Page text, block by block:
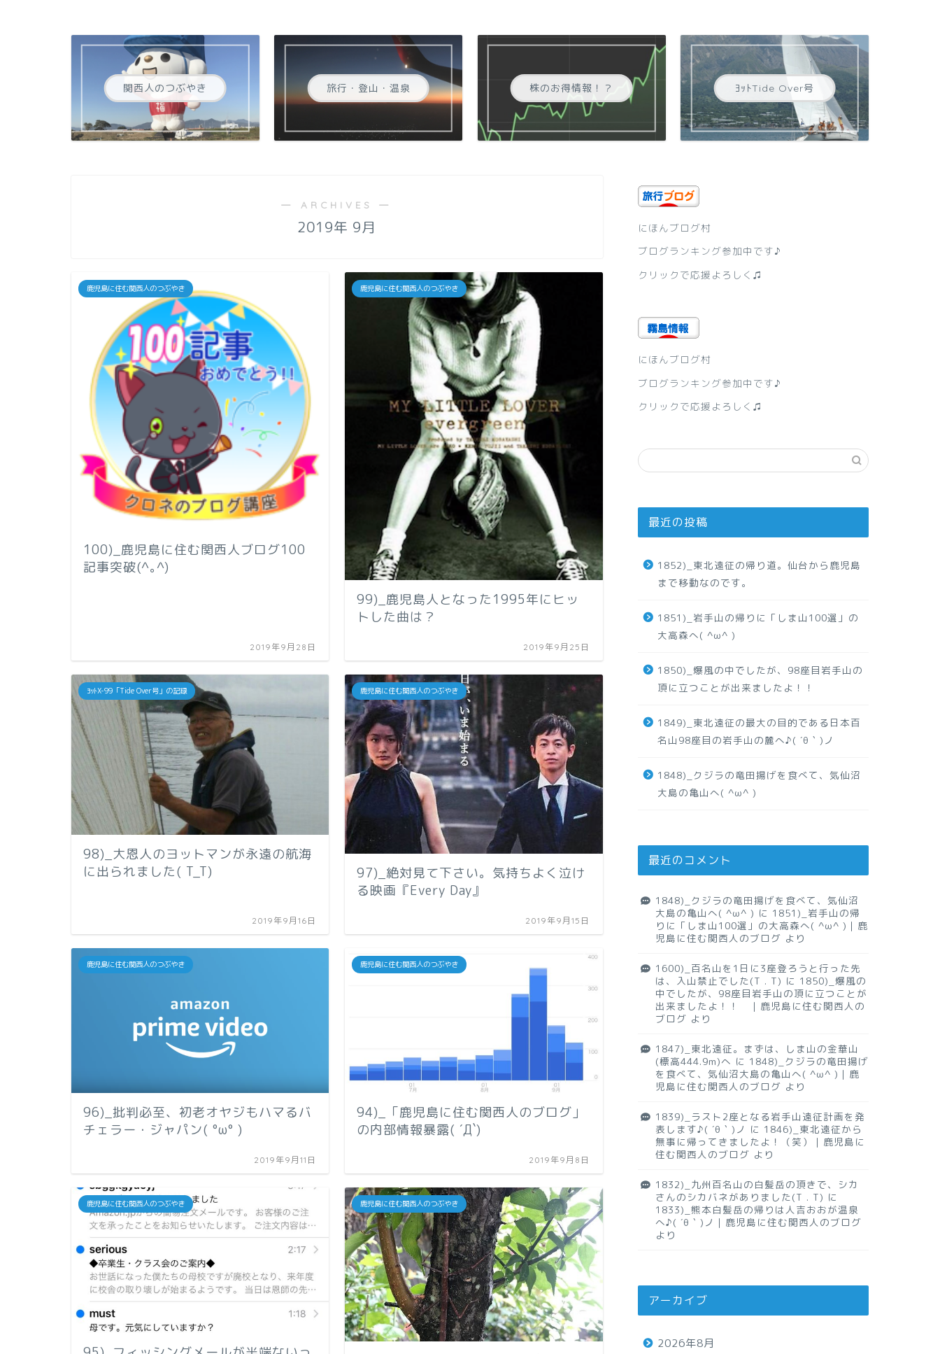
関西人のつぶやき 旅行・登山・温泉 株のお得情報！？ ﾖｯﾄTide Over号
― ARCHIVES ―
2019年 9月
鹿児島に住む関西人のつぶやき
100)_鹿児島に住む関西人ブログ100
記事突破(^｡^)
2019年9月28日
鹿児島に住む関西人のつぶやき
99)_鹿児島人となった1995年にヒッ
トした曲は？
2019年9月25日
ﾖｯﾄX-99「Tide Over号」の記録
98)_大恩人のヨットマンが永遠の航海
に出られました( T_T)
2019年9月16日
鹿児島に住む関西人のつぶやき
97)_絶対見て下さい。気持ちよく泣け
る映画『Every Day』
2019年9月15日
鹿児島に住む関西人のつぶやき
96)_批判必至、初老オヤジもハマるバ
チェラー・ジャパン( °ω° )
2019年9月11日
鹿児島に住む関西人のつぶやき
94)_「鹿児島に住む関西人のブログ」
の内部情報暴露( ´Д`)
2019年9月8日
鹿児島に住む関西人のつぶやき 鹿児島に住む関西人のつぶやき
にほんブログ村
ブログランキング参加中です♪
クリックで応援よろしく♫
にほんブログ村
ブログランキング参加中です♪
クリックで応援よろしく♫
最近の投稿
1852)_東北遠征の帰り道。仙台から鹿児島
まで移動なのです。
1851)_岩手山の帰りに「しま山100選」の
大高森へ( ^ω^ )
1850)_爆風の中でしたが、98座目岩手山の
頂に立つことが出来ましたよ！！
1849)_東北遠征の最大の目的である日本百
名山98座目の岩手山の麓へ♪( ´θ｀)ノ
1848)_クジラの竜田揚げを食べて、気仙沼
大島の亀山へ( ^ω^ )
最近のコメント
1848)_クジラの竜田揚げを食べて、気仙沼
大島の亀山へ( ^ω^ ) に 1851)_岩手山の帰
りに「しま山100選」の大高森へ( ^ω^ )｜鹿
児島に住む関西人のブログ より
1600)_百名山を1日に3座登ろうと行った先
は、入山禁止でした(T . T) に 1850)_爆風の
中でしたが、98座目岩手山の頂に立つことが
出来ましたよ！！ ｜鹿児島に住む関西人の
ブログ より
1847)_東北遠征。まずは、しま山の金華山
(標高444.9m)へ に 1848)_クジラの竜田揚げ
を食べて、気仙沼大島の亀山へ( ^ω^ )｜鹿
児島に住む関西人のブログ より
1839)_ラスト2座となる岩手山遠征計画を発
表します♪( ´θ｀)ノ に 1846)_東北遠征から
無事に帰ってきましたよ！（笑）｜鹿児島に
住む関西人のブログ より
1832)_九州百名山の白髪岳の頂きで、シカ
さんのシカバネがありました(T . T) に
1833)_熊本白髪岳の帰りは人吉おおが温泉
へ♪( ´θ｀)ノ｜鹿児島に住む関西人のブログ
より
アーカイブ
2026年8月